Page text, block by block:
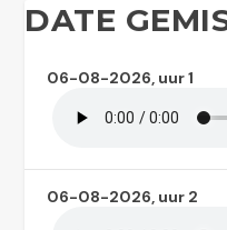
DATE
06-08-2026, uur 1
06-08-2026, uur 2